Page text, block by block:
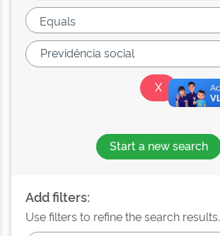
Start a new search
Add filters:
Use filters to refine the search results.